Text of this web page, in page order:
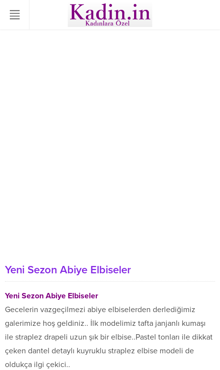
Yeni Sezon Abiye Elbiseler
Yeni Sezon Abiye Elbiseler
Gecelerin vazgeçilmezi abiye elbiselerden derlediğimiz
galerimize hoş geldiniz.. İlk modelimiz tafta janjanlı kumaşı
ile straplez drapeli uzun şık bir elbise..Pastel tonları ile dikkat
çeken dantel detaylı kuyruklu straplez elbise modeli de
oldukça ilgi çekici..